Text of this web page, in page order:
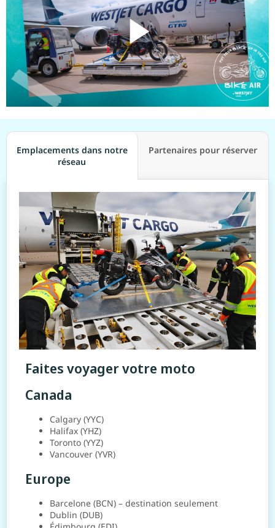
component.video.play
Emplacements dans notre
réseau
Partenaires pour réserver
Faites voyager votre moto
Canada
Calgary (YYC)
Halifax (YHZ)
Toronto (YYZ)
Vancouver (YVR)
Europe
Barcelone (BCN) – destination seulement
Dublin (DUB)